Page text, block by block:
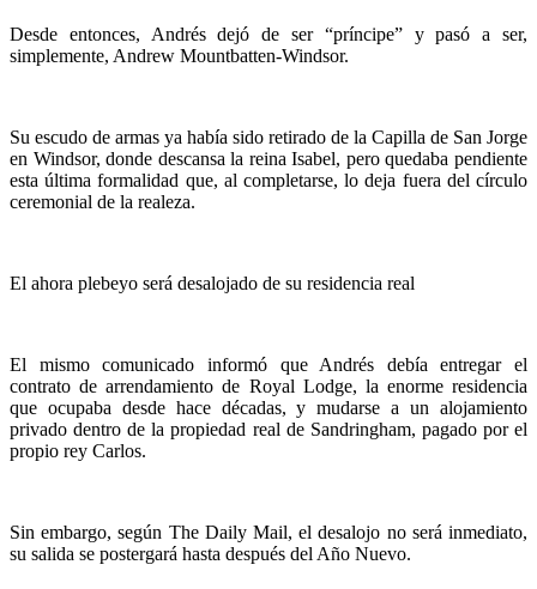
Desde entonces, Andrés dejó de ser “príncipe” y pasó a ser,
simplemente, Andrew Mountbatten-Windsor.
Su escudo de armas ya había sido retirado de la Capilla de San Jorge
en Windsor, donde descansa la reina Isabel, pero quedaba pendiente
esta última formalidad que, al completarse, lo deja fuera del círculo
ceremonial de la realeza.
El ahora plebeyo será desalojado de su residencia real
El mismo comunicado informó que Andrés debía entregar el
contrato de arrendamiento de Royal Lodge, la enorme residencia
que ocupaba desde hace décadas, y mudarse a un alojamiento
privado dentro de la propiedad real de Sandringham, pagado por el
propio rey Carlos.
Sin embargo, según The Daily Mail, el desalojo no será inmediato,
su salida se postergará hasta después del Año Nuevo.